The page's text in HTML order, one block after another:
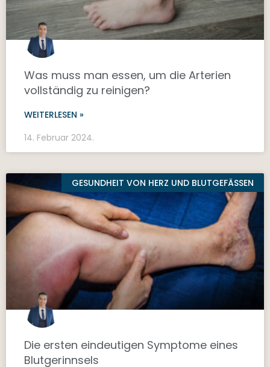
Was muss man essen, um die Arterien
vollständig zu reinigen?
WEITERLESEN »
14. Februar 2024.
GESUNDHEIT VON HERZ UND BLUTGEFÄSSEN
Die ersten eindeutigen Symptome eines
Blutgerinnsels